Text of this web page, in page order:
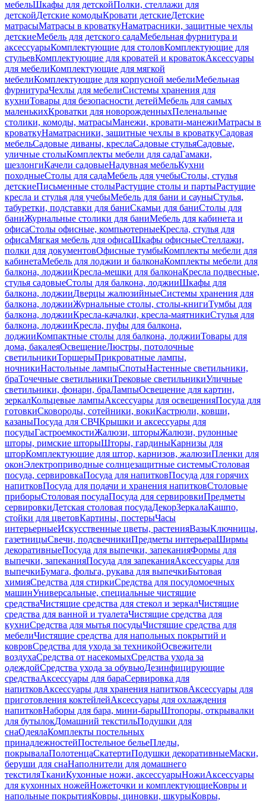
мебельШкафы для детскойПолки, стеллажи для
детскойДетские комодыКровати детскиеДетские
матрасыМатрасы в кроваткуНаматрасники, защитные чехлы
детскиеМебель для детского садаМебельная фурнитура и
аксессуарыКомплектующие для столовКомплектующие для
стульевКомплектующие для кроватей и кроватокАксессуары
для мебелиКомплектующие для мягкой
мебелиКомплектующие для корпусной мебелиМебельная
фурнитураЧехлы для мебелиСистемы хранения для
кухниТовары для безопасности детейМебель для самых
маленькихКроватки для новорожденныхПеленальные
столики, комоды, матрасыМанежи, кровати-манежиМатрасы в
кроваткуНаматрасники, защитные чехлы в кроваткуСадовая
мебельСадовые диваны, креслаСадовые стульяСадовые,
уличные столыКомплекты мебели для садаГамаки,
шезлонгиКачели садовыеНадувная мебельКухни
походныеСтолы для садаМебель для учебыСтолы, стулья
детскиеПисьменные столыРастущие столы и партыРастущие
кресла и стулья для учебыМебель для бани и сауныСтулья,
табуретки, подставки для баниСкамьи для баниСтолы для
баниЖурнальные столики для баниМебель для кабинета и
офисаСтолы офисные, компьютерныеКресла, стулья для
офисаМягкая мебель для офисаШкафы офисныеСтеллажи,
полки для документовОфисные тумбыКомплекты мебели для
кабинетаМебель для лоджии и балконаКомплекты мебели для
балкона, лоджииКресла-мешки для балконаКресла подвесные,
стулья садовыеСтолы для балкона, лоджииШкафы для
балкона, лоджииДверцы жалюзийныеСистемы хранения для
балкона, лоджииЖурнальные столы, столы-книгиТумбы для
балкона, лоджииКресла-качалки, кресла-маятникиСтулья для
балкона, лоджииКресла, пуфы для балкона,
лоджииКомпактные столы для балкона, лоджииТовары для
дома, бакалеяОсвещениеЛюстры, потолочные
светильникиТоршерыПрикроватные лампы,
ночникиНастольные лампыСпотыНастенные светильники,
браТочечные светильникиТрековые светильникиУличные
светильники, фонари, браЛампыОсвещение для картин,
зеркалКольцевые лампыАксессуары для освещенияПосуда для
готовкиСковороды, сотейники, вокиКастрюли, ковши,
казаныПосуда для СВЧКрышки и аксессуары для
посудыГастроемкостиЖалюзи, шторыЖалюзи, рулонные
шторы, римские шторыШторы, гардиныКарнизы для
шторКомплектующие для штор, карнизов, жалюзиПленки для
оконЭлектроприводные солнцезащитные системыСтоловая
посуда, сервировкаПосуда для напитковПосуда для горячих
напитковПосуда для подачи и хранения напитковСтоловые
приборыСтоловая посудаПосуда для сервировкиПредметы
сервировкиДетская столовая посудаДекорЗеркалаКашпо,
стойки для цветовКартины, постерыЧасы
интерьерныеИскусственные цветы, растенияВазыКлючницы,
газетницыСвечи, подсвечникиПредметы интерьераШирмы
декоративныеПосуда для выпечки, запеканияФормы для
выпечки, запеканияПосуда для запеканияАксессуары для
выпечкиБумага, фольга, рукава для выпечкиБытовая
химияСредства для стиркиСредства для посудомоечных
машинУниверсальные, специальные чистящие
средстваЧистящие средства для стекол и зеркалЧистящие
средства для ванной и туалетаЧистящие средства для
кухниСредства для мытья посудыЧистящие средства для
мебелиЧистящие средства для напольных покрытий и
ковровСредства для ухода за техникойОсвежители
воздухаСредства от насекомыхСредства ухода за
одеждойСредства ухода за обувьюДезинфицирующие
средстваАксессуары для бараСервировка для
напитковАксессуары для хранения напитковАксессуары для
приготовления коктейлейАксессуары для охлаждения
напитковНаборы для бара, мини-барыШтопоры, открывалки
для бутылокДомашний текстильПодушки для
снаОдеялаКомплекты постельных
принадлежностейПостельное бельеПледы,
покрывалаПолотенцаСкатертиПодушки декоративныеМаски,
беруши для снаНаполнители для домашнего
текстиляТканиКухонные ножи, аксессуарыНожиАксессуары
для кухонных ножейНожеточки и комплектующиеКовры и
напольные покрытияКовры, циновки, шкурыКовры,